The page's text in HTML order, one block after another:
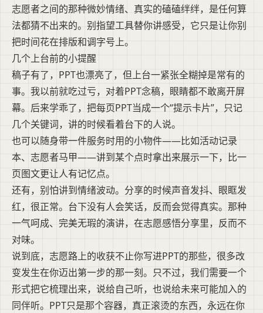
志愿者之间的那种微妙情绪、真实的磕磕绊绊，是任何算
法都猜不出来的。别指望工具替你讲感受，它只是让你别
把时间花在排版和调字号上。
几个上台前的小提醒
稿子有了，PPT也漂亮了，但上台一紧张全糊掉是常有的
事。我以前就吃过亏，对着PPT念稿，眼睛都不敢离开屏
幕。后来学乖了，把每页PPT当成一个“提示卡片”，只记
几个关键词，讲的时候看着台下的人说。
也可以随身带一件服务时用的小物件——比如活动记录
本、志愿者马甲——讲到某个点时拿出来展示一下，比一
页图文更让人有记忆点。
还有，别怕讲到情绪波动。分享的时候声音发抖、眼眶发
红，很正常。台下没有人会笑话，反而会觉得真实。那种
一气呵成、完美无瑕的演讲，在志愿感悟分享里，反而不
对味。
说到底，志愿路上的收获不止你写进PPT的那些，很多改
变发生在你迈出第一步的那一刻。只不过，我们需要一个
形式把它梳理出来，说给自己听，也说给未来可能加入的
同伴听。PPT只是那个容器，真正滚烫的东西，永远在你